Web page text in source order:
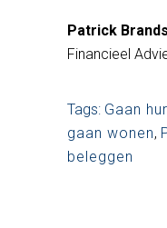
Patrick Brands
Financieel
Tags: Gaan
gaan wonen,
beleggen